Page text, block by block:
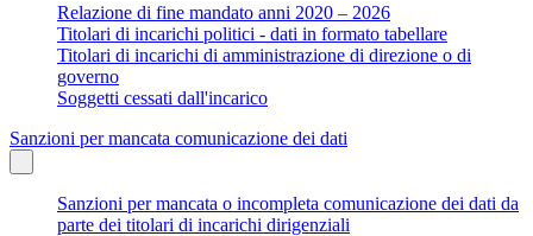
Relazione di fine mandato anni 2020 – 2026
Titolari di incarichi politici - dati in formato tabellare
Titolari di incarichi di amministrazione di direzione o di
governo
Soggetti cessati dall'incarico
Sanzioni per mancata comunicazione dei dati
Sanzioni per mancata o incompleta comunicazione dei dati da
parte dei titolari di incarichi dirigenziali